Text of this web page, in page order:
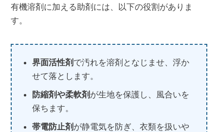
有機溶剤に加える助剤には、以下の役割がありま
す。
界面活性剤 で汚れを溶剤となじませ、浮か
せて落とします。
防縮剤や柔軟剤 が生地を保護し、風合いを
保ちます。
帯電防止剤 が静電気を防ぎ、衣類を扱いや